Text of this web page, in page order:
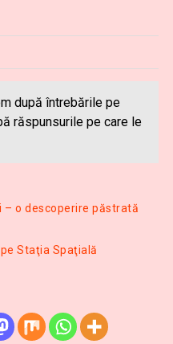
după întrebările pe
răspunsurile pe care le
o descoperire păstrată
Staţia Spaţială